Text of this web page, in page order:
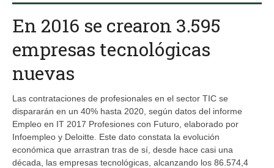
En 2016 se crearon 3.595
empresas tecnológicas
nuevas
Las contrataciones de profesionales en el sector TIC se
dispararán en un 40% hasta 2020, según datos del informe
Empleo en IT 2017 Profesiones con Futuro, elaborado por
Infoempleo y Deloitte. Este dato constata la evolución
económica que arrastran tras de sí, desde hace casi una
década, las empresas tecnológicas, alcanzando los 86.574,4